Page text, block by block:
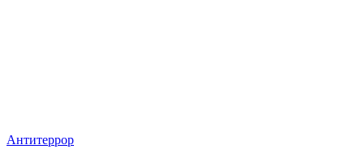
Антитеррор